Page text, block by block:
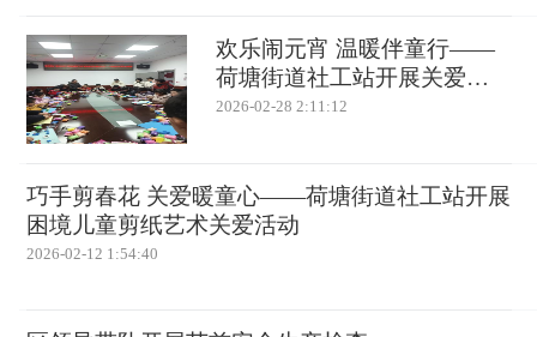
欢乐闹元宵 温暖伴童行——
荷塘街道社工站开展关爱困
境儿童活动
2026-02-28 2:11:12
巧手剪春花 关爱暖童心——荷塘街道社工站开展
困境儿童剪纸艺术关爱活动
2026-02-12 1:54:40